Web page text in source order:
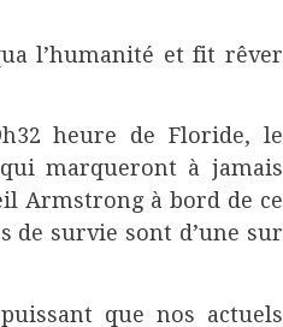
l’humanité et fit rêver
heure de Floride, le
marqueront à jamais
Armstrong à bord de ce
de survie sont d’une sur
que nos actuels